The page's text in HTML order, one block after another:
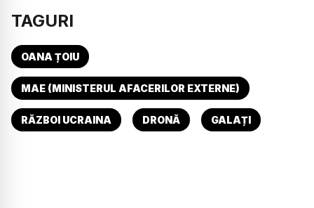
TAGURI
OANA ȚOIU
MAE (MINISTERUL AFACERILOR EXTERNE)
RĂZBOI UCRAINA DRONĂ GALAȚI